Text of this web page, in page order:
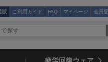
販 ご利用ガイド FAQ マイページ 会員